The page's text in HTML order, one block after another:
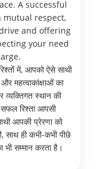
A successful
respect,
and offering
your need
में, आपको ऐसे साथी
महत्वाकांक्षाओं का
व्यक्तिगत स्थान की
रिश्ता आपसी
आपकी प्रेरणा को
साथ ही कभी-कभी पीछे
सम्मान करता है।